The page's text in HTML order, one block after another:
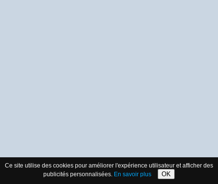
Ce site utilise des cookies pour améliorer l'expérience utilisateur et afficher des
publicités personnalisées. En savoir plus OK